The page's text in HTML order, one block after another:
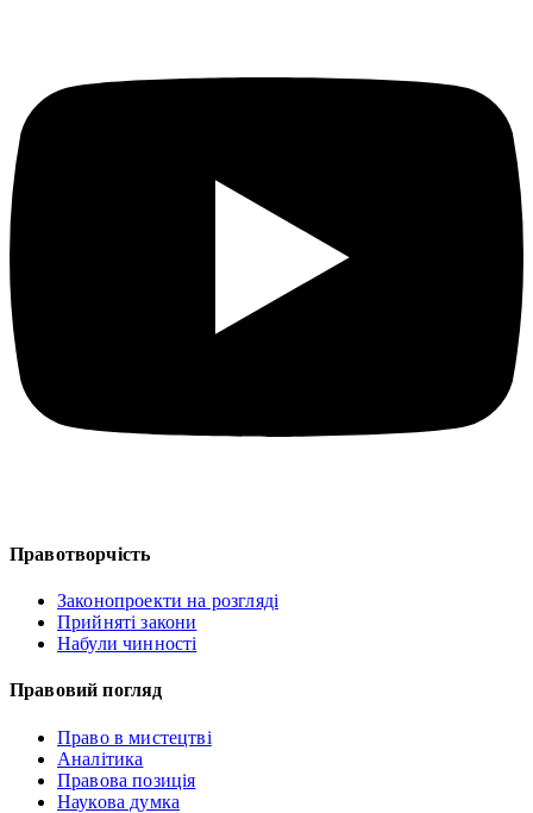
Правотворчість
Законопроекти на розгляді
Прийняті закони
Набули чинності
Правовий погляд
Право в мистецтві
Аналітика
Правова позиція
Наукова думка